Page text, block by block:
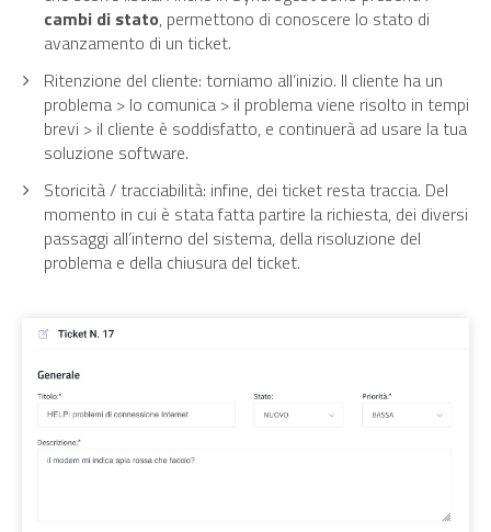
cambi di stato, permettono di conoscere lo stato di
avanzamento di un ticket.
Ritenzione del cliente: torniamo all’inizio. Il cliente ha un
problema > lo comunica > il problema viene risolto in tempi
brevi > il cliente è soddisfatto, e continuerà ad usare la tua
soluzione software.
Storicità / tracciabilità: infine, dei ticket resta traccia. Del
momento in cui è stata fatta partire la richiesta, dei diversi
passaggi all’interno del sistema, della risoluzione del
problema e della chiusura del ticket.